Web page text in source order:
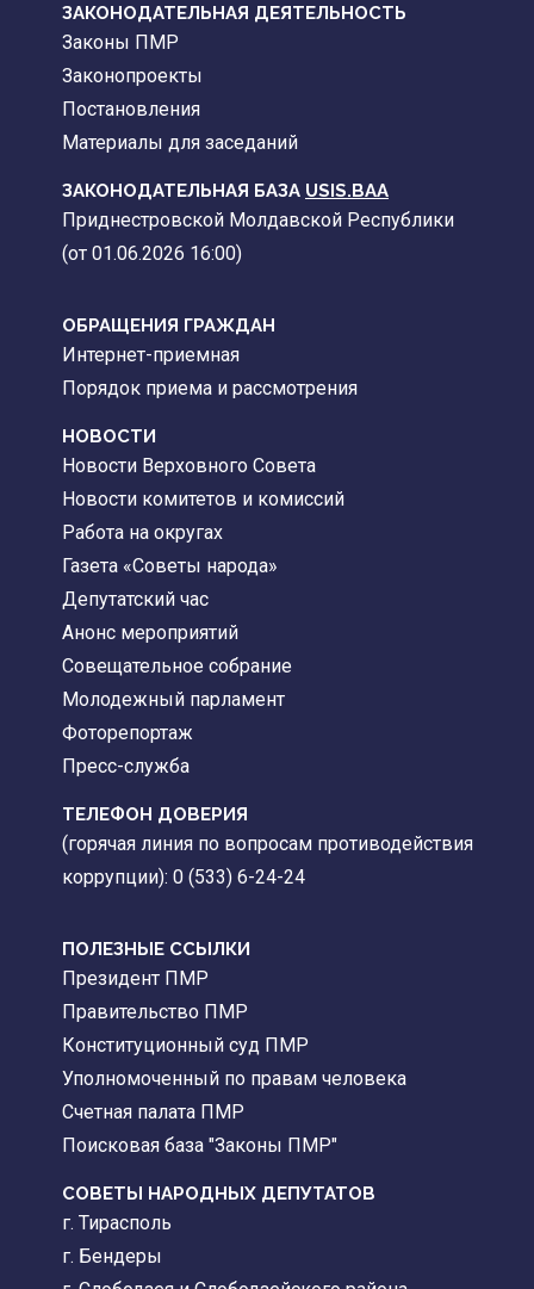
ЗАКОНОДАТЕЛЬНАЯ ДЕЯТЕЛЬНОСТЬ
Законы ПМР
Законопроекты
Постановления
Материалы для заседаний
ЗАКОНОДАТЕЛЬНАЯ БАЗА USIS.BAA
Приднестровской Молдавской Республики
(от 01.06.2026 16:00)
ОБРАЩЕНИЯ ГРАЖДАН
Интернет-приемная
Порядок приема и рассмотрения
НОВОСТИ
Новости Верховного Совета
Новости комитетов и комиссий
Работа на округах
Газета «Советы народа»
Депутатский час
Анонс мероприятий
Совещательное собрание
Молодежный парламент
Фоторепортаж
Пресс-служба
ТЕЛЕФОН ДОВЕРИЯ
(горячая линия по вопросам противодействия
коррупции): 0 (533) 6-24-24
ПОЛЕЗНЫЕ ССЫЛКИ
Президент ПМР
Правительство ПМР
Конституционный суд ПМР
Уполномоченный по правам человека
Счетная палата ПМР
Поисковая база "Законы ПМР"
СОВЕТЫ НАРОДНЫХ ДЕПУТАТОВ
г. Тирасполь
г. Бендеры